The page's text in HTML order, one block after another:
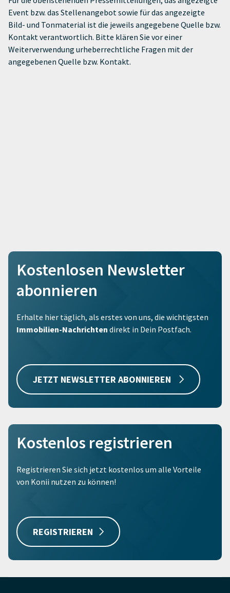
Event bzw. das Stellenangebot sowie für das angezeigte
Bild- und Tonmaterial ist die jeweils angegebene Quelle bzw.
Kontakt verantwortlich. Bitte klären Sie vor einer
Weiterverwendung urheberrechtliche Fragen mit der
angegebenen Quelle bzw. Kontakt.
Kostenlosen Newsletter
abonnieren
Erhalte hier täglich, als erstes von uns, die wichtigsten
Immobilien-Nachrichten direkt in Dein Postfach.
JETZT NEWSLETTER ABONNIEREN
Kostenlos registrieren
Registrieren Sie sich jetzt kostenlos um alle Vorteile
von Konii nutzen zu können!
REGISTRIEREN